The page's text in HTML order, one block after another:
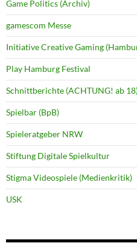
Game Politics (Archiv)
gamescom Messe
Initiative Creative Gaming
Play Hamburg Festival
Schnittberichte (ACHTUNG! ab
Spielbar (BpB)
Spieleratgeber NRW
Stiftung Digitale Spielkultur
Stigma Videospiele (Medienkritik)
USK